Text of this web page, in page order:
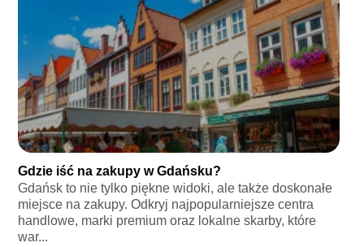
Gdzie iść na zakupy w Gdańsku?
Gdańsk to nie tylko piękne widoki, ale także doskonałe
miejsce na zakupy. Odkryj najpopularniejsze centra
handlowe, marki premium oraz lokalne skarby, które
war...